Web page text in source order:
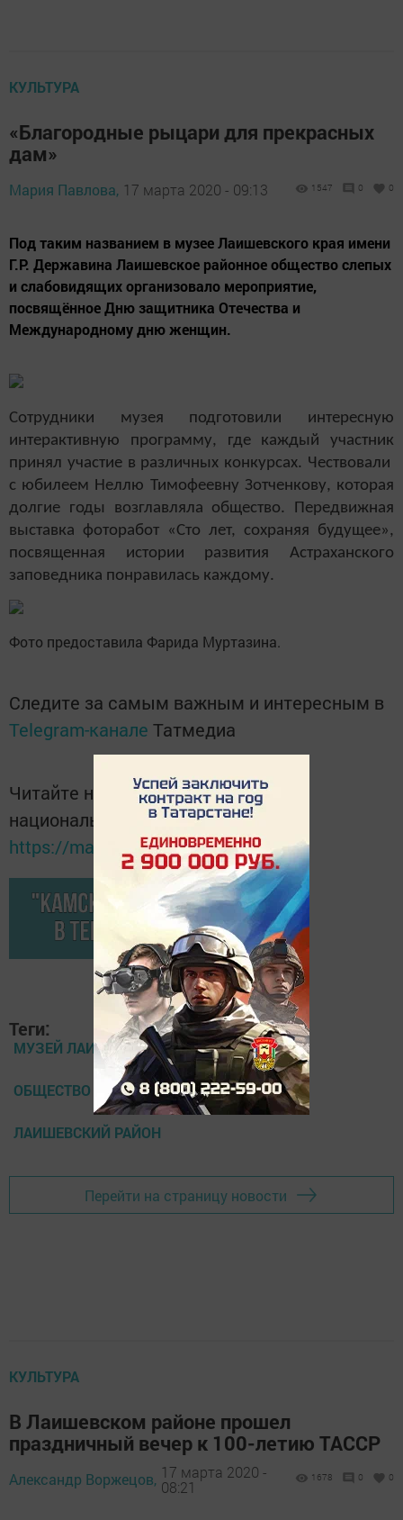
КУЛЬТУРА
«Благородные рыцари для прекрасных
дам»
Мария Павлова, 17 марта 2020 - 09:13 1547 0 0
Под таким названием в музее Лаишевского края имени
Г.Р. Державина Лаишевское районное общество слепых
и слабовидящих организовало мероприятие,
посвящённое Дню защитника Отечества и
Международному дню женщин.
Сотрудники музея подготовили интересную
интерактивную программу, где каждый участник
принял участие в различных конкурсах. Чествовали
с юбилеем Неллю Тимофеевну Зотченкову, которая
долгие годы возглавляла общество. Передвижная
выставка фоторабот «Сто лет, сохраняя будущее»,
посвященная истории развития Астраханского
заповедника понравилась каждому.
Фото предоставила Фарида Муртазина.
Следите за самым важным и интересным в
Telegram-канале Татмедиа
Читайте новости Татарстана в
национальном мессенджере MАХ:
https://max.ru/tatmedia
Теги:
МУЗЕЙ ЛАИШЕВСКОГО КРАЯ
ОБЩЕСТВО СЛЕПЫХ
ЛАИШЕВСКИЙ РАЙОН
Перейти на страницу новости
КУЛЬТУРА
В Лаишевском районе прошел
праздничный вечер к 100-летию ТАССР
Александр Воржецов, 17 марта 2020 -
08:21
1678 0 0